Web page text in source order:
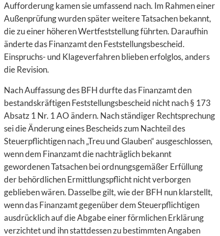
Aufforderung kamen sie umfassend nach. Im Rahmen einer
Außenprüfung wurden später weitere Tatsachen bekannt,
die zu einer höheren Wertfeststellung führten. Daraufhin
änderte das Finanzamt den Feststellungsbescheid.
Einspruchs- und Klageverfahren blieben erfolglos, anders
die Revision.
Nach Auffassung des BFH durfte das Finanzamt den
bestandskräftigen Feststellungsbescheid nicht nach § 173
Absatz 1 Nr. 1 AO ändern. Nach ständiger Rechtsprechung
sei die Änderung eines Bescheids zum Nachteil des
Steuerpflichtigen nach „Treu und Glauben“ ausgeschlossen,
wenn dem Finanzamt die nachträglich bekannt
gewordenen Tatsachen bei ordnungsgemäßer Erfüllung
der behördlichen Ermittlungspflicht nicht verborgen
geblieben wären. Dasselbe gilt, wie der BFH nun klarstellt,
wenn das Finanzamt gegenüber dem Steuerpflichtigen
ausdrücklich auf die Abgabe einer förmlichen Erklärung
verzichtet und ihn stattdessen zu bestimmten Angaben